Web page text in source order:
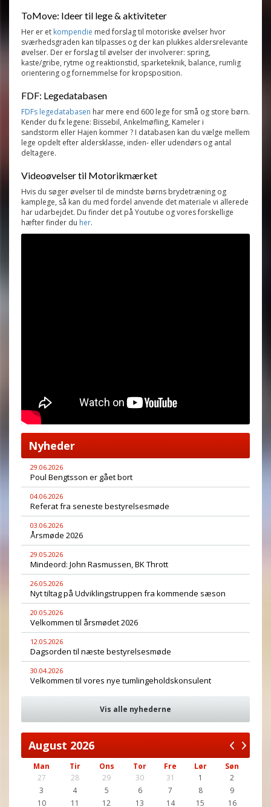
ToMove: Ideer til lege & aktiviteter
Her er et kompendie med forslag til motoriske øvelser hvor
sværhedsgraden kan tilpasses og der kan plukkes aldersrelevante
øvelser. Der er forslag til øvelser der involverer: spring,
kaste/gribe, rytme og reaktionstid, sparketeknik, balance, rumlig
orientering og fornemmelse for kropsposition.
FDF: Legedatabasen
FDFs legedatabasen har mere end 600 lege for små og store børn.
Kender du fx legene: Bissebil, Ankelmøfling, Kameler i
sandstorm eller Hajen kommer ? I databasen kan du vælge mellem
lege opdelt efter aldersklasse, inden- eller udendørs og antal
deltagere.
Videoøvelser til Motorikmærket
Hvis du søger øvelser til de mindste børns brydetræning og
kamplege, så kan du med fordel anvende det materiale vi allerede
har udarbejdet. Du finder det på Youtube og vores forskellige
hæfter finder du her.
Nyheder
29.06.2026
Poul Bengtsson er gået bort
04.06.2026
Referat fra seneste bestyrelsesmøde
03.06.2026
Årsmøde 2026
29.05.2026
Mindeord: John Rasmussen, BK Thrott
26.05.2026
Nyt tiltag på Udviklingstruppen fra kommende sæson
20.05.2026
Velkommen til årsmødet 2026
12.05.2026
Dagsorden til næste bestyrelsesmøde
30.04.2026
Velkommen til vores nye tumlingeholdskonsulent
Vis alle nyhederne
August 2026
Man Tir Ons Tor Fre Lør
Søn
27
28 29 30 31 1
2
3
4 5 6 7 8
9
10
11 12 13 14 15 16